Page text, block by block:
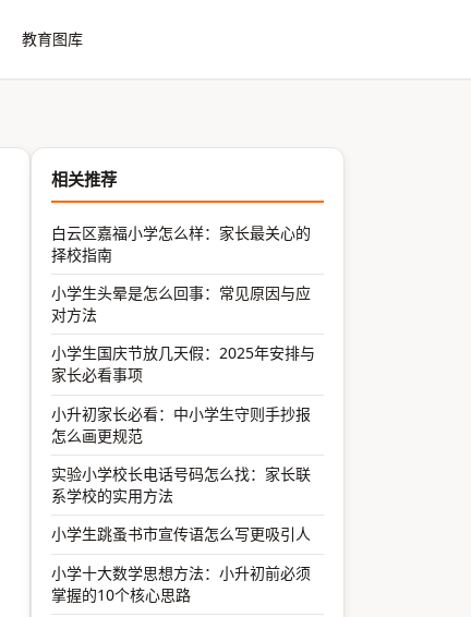
教育图库
相关推荐
白云区嘉福小学怎么样：家长最关心的
择校指南
小学生头晕是怎么回事：常见原因与应
对方法
小学生国庆节放几天假：2025年安排与
家长必看事项
小升初家长必看：中小学生守则手抄报
怎么画更规范
实验小学校长电话号码怎么找：家长联
系学校的实用方法
小学生跳蚤书市宣传语怎么写更吸引人
小学十大数学思想方法：小升初前必须
掌握的10个核心思路